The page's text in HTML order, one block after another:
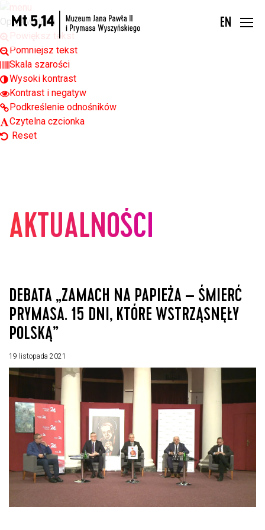
Open toolbar
Opcje widoku
Powiększ tekst
Pomniejsz tekst
Skala szarości
Wysoki kontrast
Kontrast i negatyw
Podkreślenie odnośników
Czytelna czcionka
Reset
EN
AKTUALNOŚCI
DEBATA „ZAMACH NA PAPIEŻA – ŚMIERĆ
PRYMASA. 15 DNI, KTÓRE WSTRZĄSNĘŁY
POLSKĄ”
19 listopada 2021